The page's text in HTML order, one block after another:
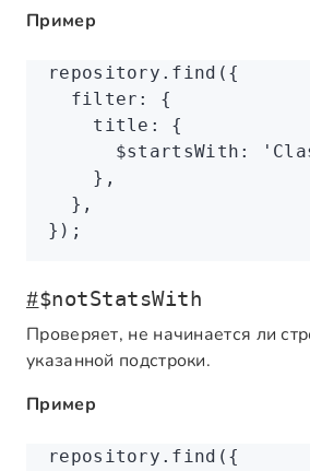
Пример
repository .find ({
  filter
:
{
    title
:
{
      $startsWith
:
    }
,
  }
,
});
#$notStatsWith
Проверяет, не начинается ли
указанной подстроки.
Пример
repository .find ({